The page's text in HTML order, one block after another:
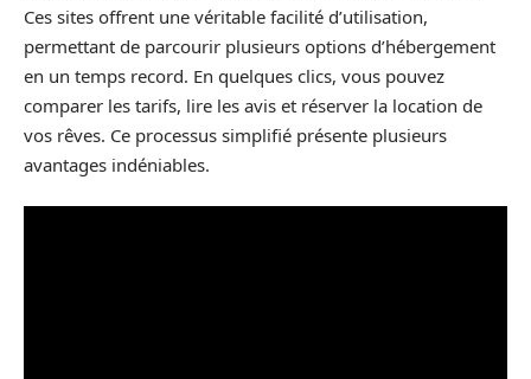
Ces sites offrent une véritable facilité d’utilisation,
permettant de parcourir plusieurs options d’hébergement
en un temps record. En quelques clics, vous pouvez
comparer les tarifs, lire les avis et réserver la location de
vos rêves. Ce processus simplifié présente plusieurs
avantages indéniables.